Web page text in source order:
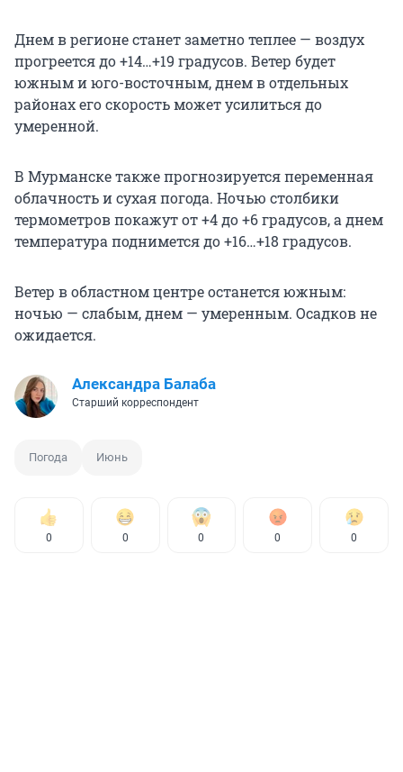
Днем в регионе станет заметно теплее — воздух
прогреется до+14…+19 градусов. Ветер будет
южным и юго-восточным, днем в отдельных
районах его скорость может усилиться до
умеренной.
В Мурманске также прогнозируется переменная
облачность и сухая погода. Ночью столбики
термометров покажут от +4 до +6 градусов, а днем
температура поднимется до+16…+18 градусов.
Ветер в областном центре останется южным:
ночью — слабым, днем — умеренным. Осадков не
ожидается.
Александра Балаба
Старший корреспондент
Погода Июнь
0 0 0 0 0